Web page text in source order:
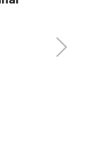
Next